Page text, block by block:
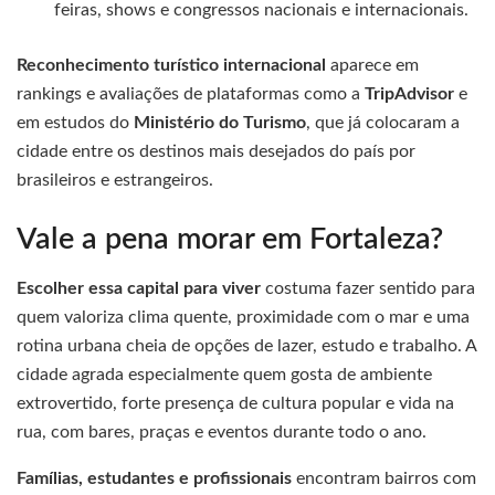
feiras, shows e congressos nacionais e internacionais.
Reconhecimento turístico internacional aparece em
rankings e avaliações de plataformas como a TripAdvisor e
em estudos do Ministério do Turismo, que já colocaram a
cidade entre os destinos mais desejados do país por
brasileiros e estrangeiros.
Vale a pena morar em Fortaleza?
Escolher essa capital para viver costuma fazer sentido para
quem valoriza clima quente, proximidade com o mar e uma
rotina urbana cheia de opções de lazer, estudo e trabalho. A
cidade agrada especialmente quem gosta de ambiente
extrovertido, forte presença de cultura popular e vida na
rua, com bares, praças e eventos durante todo o ano.
Famílias, estudantes e profissionais encontram bairros com